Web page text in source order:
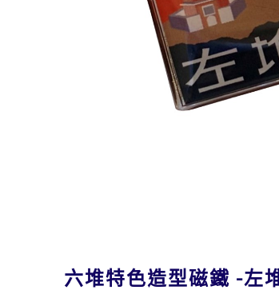
六堆特色造型磁鐵 -左